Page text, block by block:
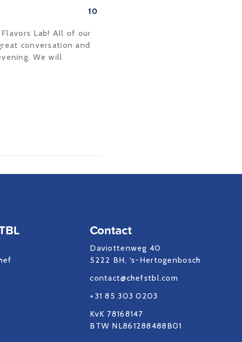
10
Lab! All of our
conversation and
We will
Contact
Daviottenweg 40
5222 BH, ‘s-Hertogenbosch
contact@chefstbl.com
+31 85 303 0203
KvK 78168147
BTW NL861288488B01